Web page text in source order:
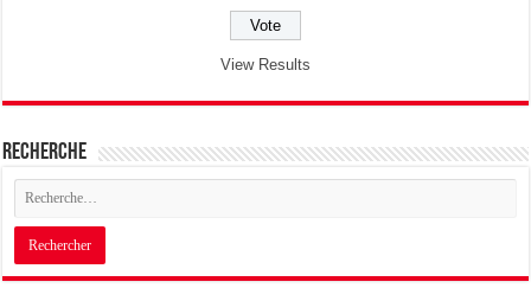
View Results
Recherche